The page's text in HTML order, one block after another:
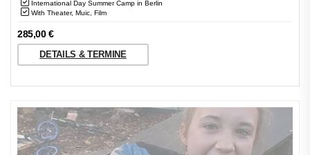
International Day Summer Camp in Berlin
With Theater, Muic, Film
285,00€
DETAILS & TERMINE